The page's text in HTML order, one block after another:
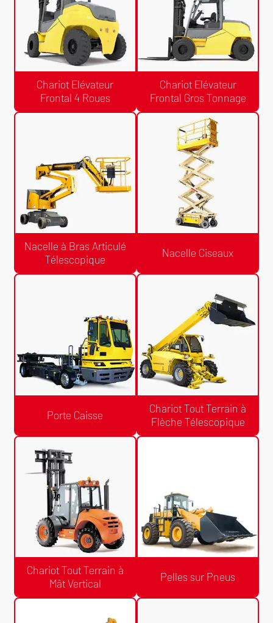
Devis Gratuit /24h
Chariot Elévateur
Frontal 4 Roues
Devis Gratuit /24h
Chariot Elévateur Frontal Gros
Tonnage
Chariot Elévateur
Frontal Gros Tonnage
Devis Gratuit /24h
Télescopique
Nacelle à Bras Articulé
Télescopique
Devis Gratuit /24h
Nacelle Ciseaux
Nacelle Ciseaux
Devis Gratuit /24h
Porte Caisse
Porte Caisse
Devis Gratuit /24h
Chariot Tout Terrain à
Flèche Télescopique
Devis Gratuit /24h
Chariot Tout Terrain à
Mât Vertical
Devis Gratuit /24h
Pelles sur Pneus